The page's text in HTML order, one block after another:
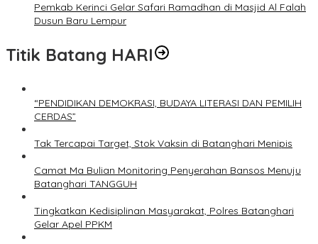
Pemkab Kerinci Gelar Safari Ramadhan di Masjid Al Falah
Dusun Baru Lempur
Titik Batang HARI
“PENDIDIKAN DEMOKRASI, BUDAYA LITERASI DAN PEMILIH
CERDAS”
Tak Tercapai Target, Stok Vaksin di Batanghari Menipis
Camat Ma Bulian Monitoring Penyerahan Bansos Menuju
Batanghari TANGGUH
Tingkatkan Kedisiplinan Masyarakat, Polres Batanghari
Gelar Apel PPKM